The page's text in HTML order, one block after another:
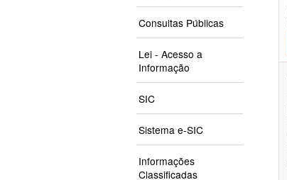
Consultas Públicas
Lei - Acesso a
Informação
SIC
Sistema e-SIC
Informações
Classificadas